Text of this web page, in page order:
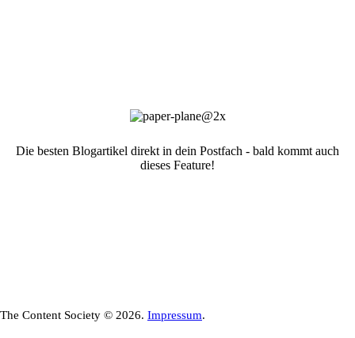
Die besten Blogartikel direkt in dein Postfach - bald kommt auch
dieses Feature!
The Content Society © 2026. Impressum.